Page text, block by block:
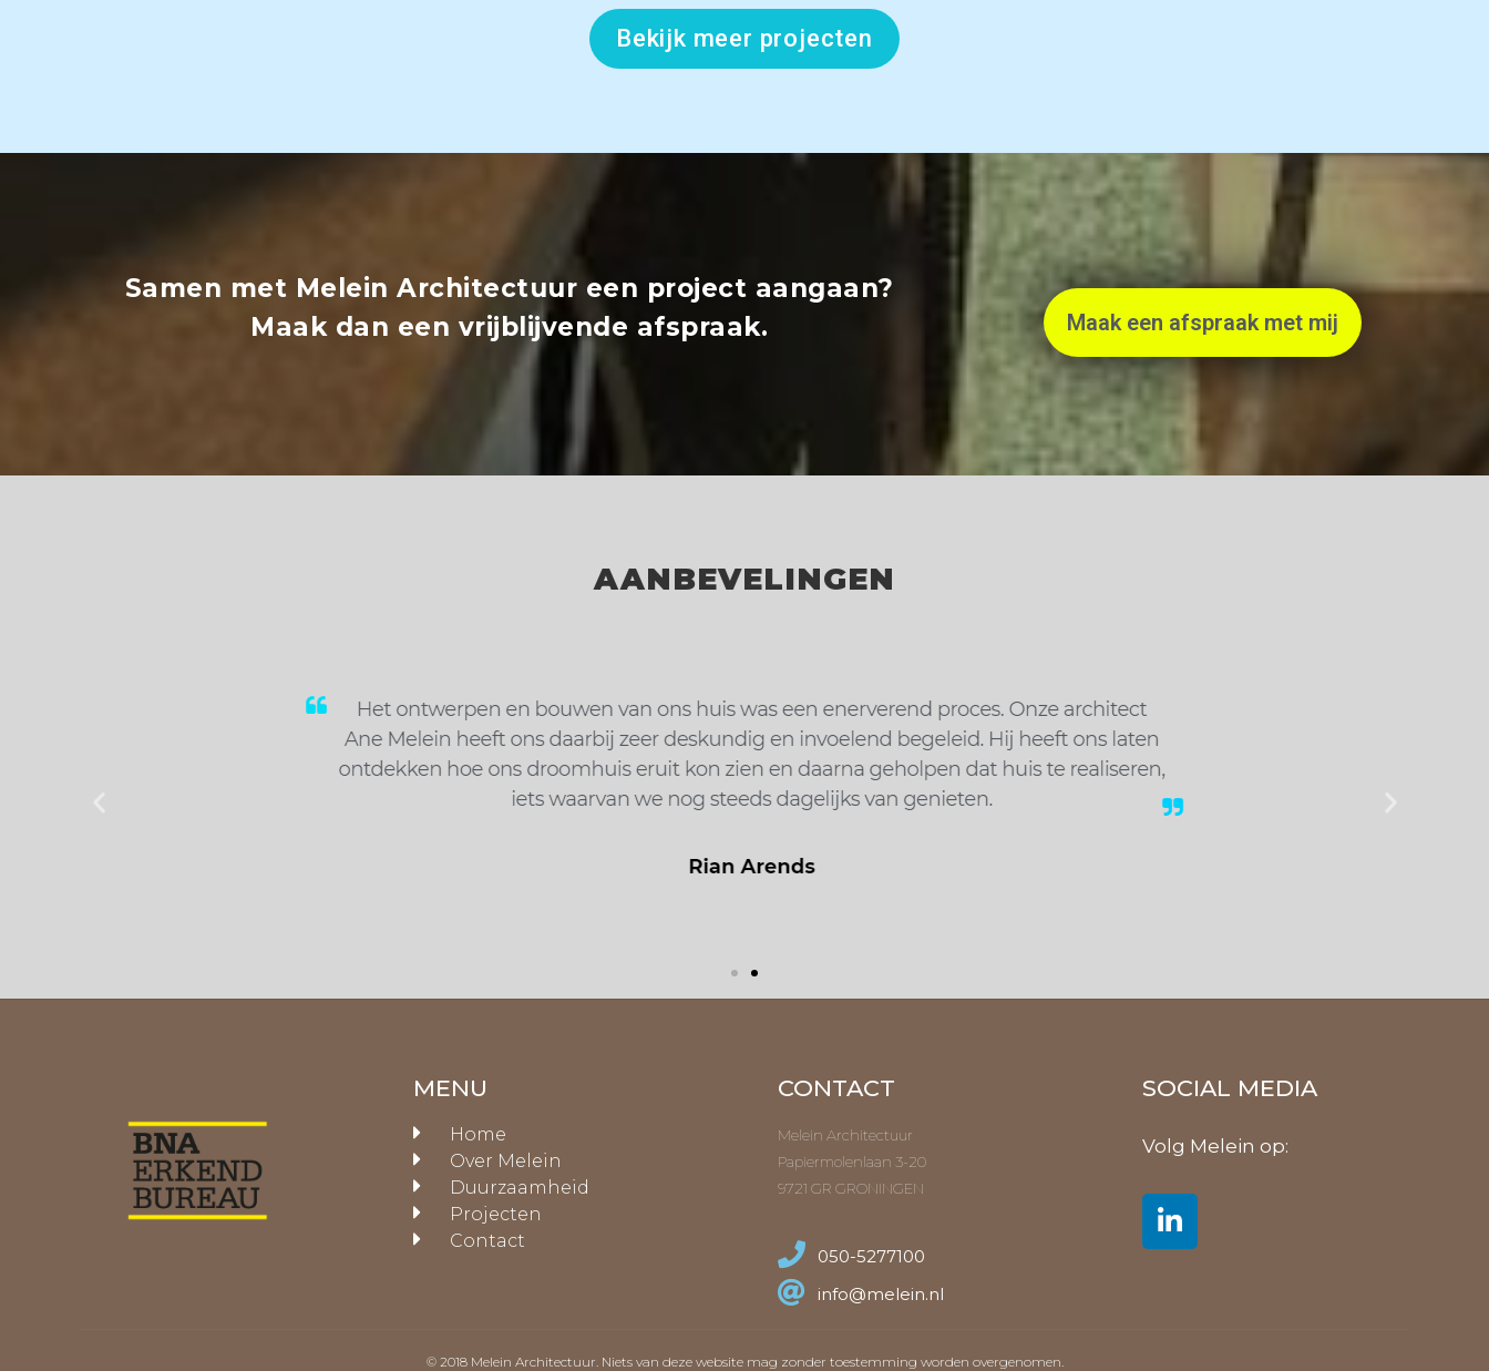
Bekijk meer projecten
Samen met Melein Architectuur een project aangaan?
Maak dan een vrijblijvende afspraak.
Maak een afspraak met mij
AANBEVELINGEN
MENU
Home
Over Melein
Duurzaamheid
Projecten
Contact
CONTACT
Melein Architectuur
Papiermolenlaan 3-20
9721 GR GRONINGEN
050-5277100
info@melein.nl
SOCIAL MEDIA
Volg Melein op:
© 2018 Melein Architectuur. Niets van deze website mag zonder toestemming worden overgenomen.